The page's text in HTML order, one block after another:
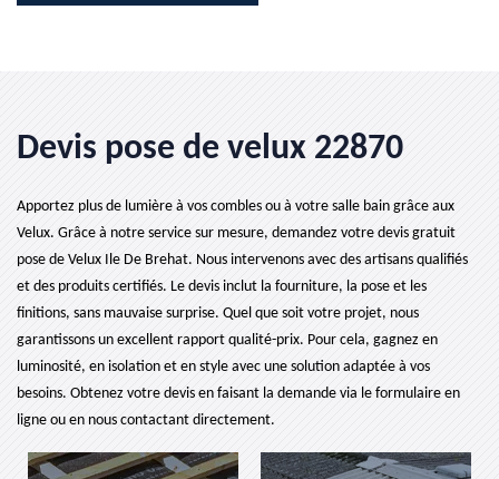
Devis pose de velux 22870
Apportez plus de lumière à vos combles ou à votre salle bain grâce aux
Velux. Grâce à notre service sur mesure, demandez votre devis gratuit
pose de Velux Ile De Brehat. Nous intervenons avec des artisans qualifiés
et des produits certifiés. Le devis inclut la fourniture, la pose et les
finitions, sans mauvaise surprise. Quel que soit votre projet, nous
garantissons un excellent rapport qualité-prix. Pour cela, gagnez en
luminosité, en isolation et en style avec une solution adaptée à vos
besoins. Obtenez votre devis en faisant la demande via le formulaire en
ligne ou en nous contactant directement.